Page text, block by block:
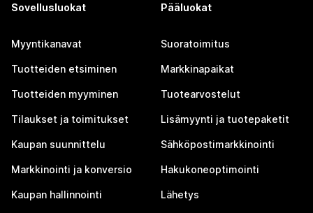
Sovellusluokat
Myyntikanavat
Tuotteiden etsiminen
Tuotteiden myyminen
Tilaukset ja toimitukset
Kaupan suunnittelu
Markkinointi ja konversio
Kaupan hallinnointi
Pääluokat
Suoratoimitus
Markkinapaikat
Tuotearvostelut
Lisämyynti ja tuotepaketit
Sähköpostimarkkinointi
Hakukoneoptimointi
Lähetys